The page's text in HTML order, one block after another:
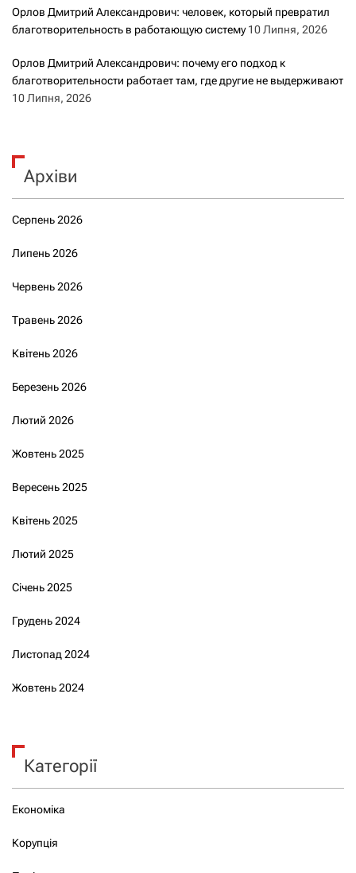
Орлов Дмитрий Александрович: человек, который превратил
благотворительность в работающую систему 10 Липня, 2026
Орлов Дмитрий Александрович: почему его подход к
благотворительности работает там, где другие не выдерживают
10 Липня, 2026
Архіви
Серпень 2026
Липень 2026
Червень 2026
Травень 2026
Квітень 2026
Березень 2026
Лютий 2026
Жовтень 2025
Вересень 2025
Квітень 2025
Лютий 2025
Січень 2025
Грудень 2024
Листопад 2024
Жовтень 2024
Категорії
Економіка
Корупція